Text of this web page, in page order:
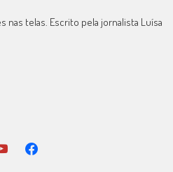
nas telas. Escrito pela jornalista Luísa